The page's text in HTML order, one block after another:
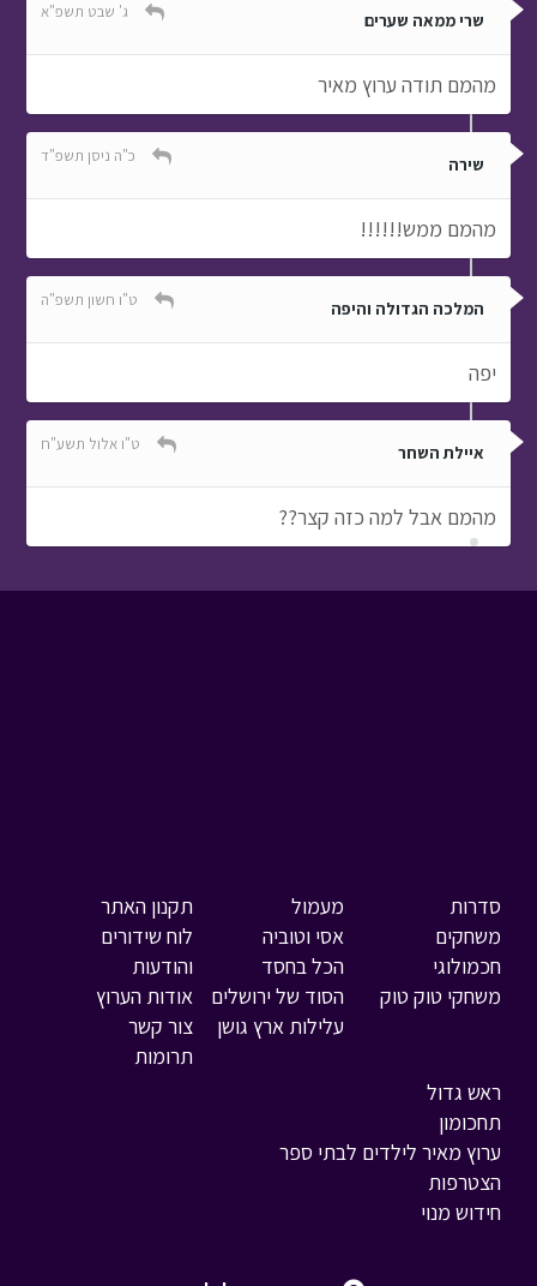
שרי ממאה שערים ג' שבט תשפ"א
מהמם תודה ערוץ מאיר
שירה כ"ה ניסן תשפ"ד
מהמם ממש!!!!!!
המלכה הגדולה והיפה ט"ו חשון תשפ"ה
יפה
איילת השחר ט"ו אלול תשע"ח
מהמם אבל למה כזה קצר??
סדרות
משחקים
חכמולוגי
משחקי טוק טוק
מעמול
אסי וטוביה
הכל בחסד
הסוד של ירושלים
עלילות ארץ גושן
ראש גדול
תחכומון
ערוץ מאיר לילדים לבתי ספר
הצטרפות
חידוש מנוי
תקנון האתר
לוח שידורים
והודעות
אודות הערוץ
צור קשר
תרומות